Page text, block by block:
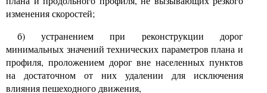
изменения скоростей;
б) устранением при реконструкции дорог
минимальных значений технических параметров плана и
профиля, проложением дорог вне населенных пунктов
на достаточном от них удалении для исключения
влияния пешеходного движения,